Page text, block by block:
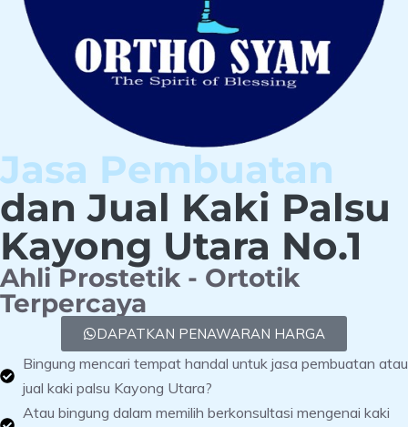
Jasa Pembuatan
dan Jual Kaki Palsu
Kayong Utara No.1
Ahli Prostetik - Ortotik
Terpercaya
DAPATKAN PENAWARAN HARGA
Bingung mencari tempat handal untuk jasa pembuatan atau
jual kaki palsu Kayong Utara?
Atau bingung dalam memilih berkonsultasi mengenai kaki